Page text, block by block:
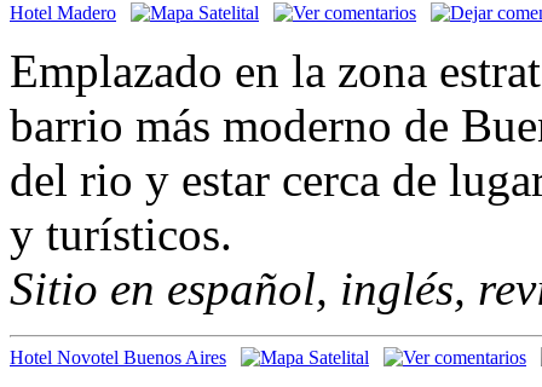
Hotel Madero
Emplazado en la zona
barrio más moderno de
del rio y estar cerca de
y turísticos.
Sitio en español, inglés,
Hotel Novotel Buenos Aires